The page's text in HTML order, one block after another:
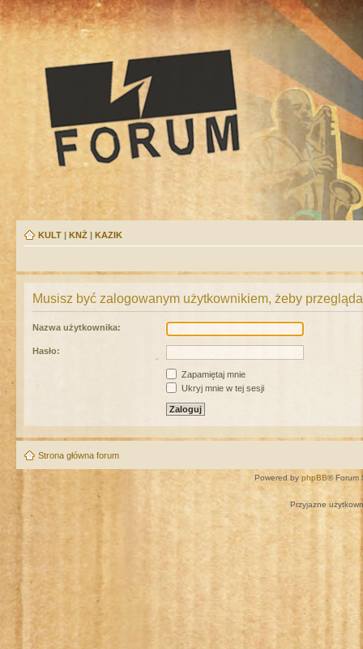
KULT | KNŻ | KAZIK
Musisz być zalogowanym użytkownikiem, żeby
Nazwa użytkownika:
Hasło:
Zapamiętaj mnie
Ukryj mnie w tej sesji
Strona główna forum
Powered by phpBB® Forum
Przyjazne